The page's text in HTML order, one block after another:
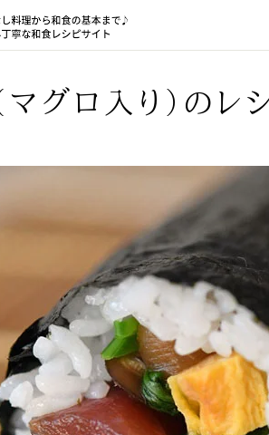
マグロ入り）のレ